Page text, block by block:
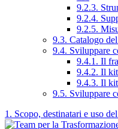
9.2.3.
9.2.4.
9.2.5.
9.3. Catalogo
9.4. Sviluppare
9.4.1. Il
9.4.2. Il
9.4.3. Il
9.5. Sviluppare
1. Scopo, destinatari e uso